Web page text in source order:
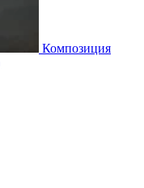
Композиция